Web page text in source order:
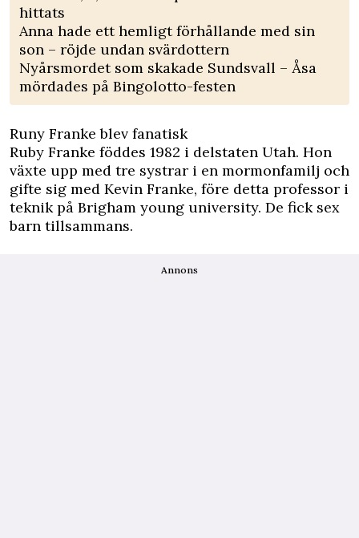
hittats
Anna hade ett hemligt förhållande med sin
son – röjde undan svärdottern
Nyårsmordet som skakade Sundsvall – Åsa
mördades på Bingolotto-festen
Runy Franke blev fanatisk
Ruby Franke föddes 1982 i delstaten Utah. Hon
växte upp med tre systrar i en ­mormonfamilj och
gifte sig med Kevin Franke, före ­detta professor i
teknik på Brigham young university. De fick sex
barn tillsammans.
Annons